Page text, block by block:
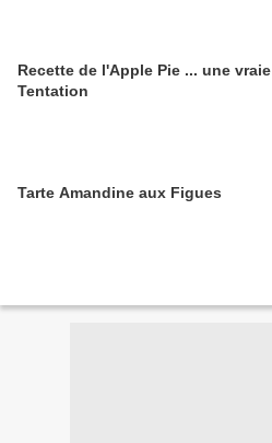
Recette de l'Apple Pie ... une vraie
Tentation
Tarte Amandine aux Figues